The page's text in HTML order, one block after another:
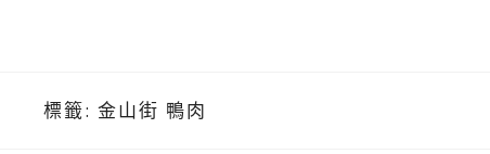
標籤: 金山街 鴨肉